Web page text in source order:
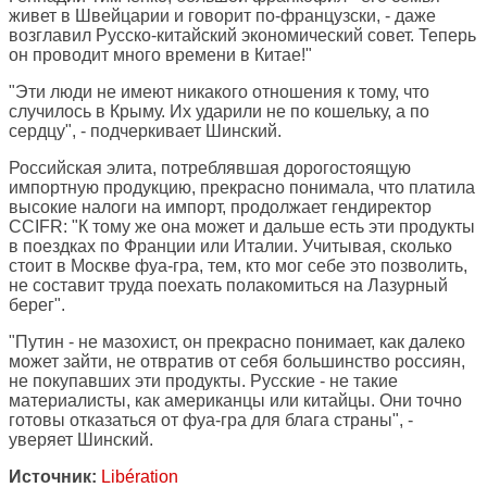
живет в Швейцарии и говорит по-французски, - даже
возглавил Русско-китайский экономический совет. Теперь
он проводит много времени в Китае!"
"Эти люди не имеют никакого отношения к тому, что
случилось в Крыму. Их ударили не по кошельку, а по
сердцу", - подчеркивает Шинский.
Российская элита, потреблявшая дорогостоящую
импортную продукцию, прекрасно понимала, что платила
высокие налоги на импорт, продолжает гендиректор
CCIFR: "К тому же она может и дальше есть эти продукты
в поездках по Франции или Италии. Учитывая, сколько
стоит в Москве фуа-гра, тем, кто мог себе это позволить,
не составит труда поехать полакомиться на Лазурный
берег".
"Путин - не мазохист, он прекрасно понимает, как далеко
может зайти, не отвратив от себя большинство россиян,
не покупавших эти продукты. Русские - не такие
материалисты, как американцы или китайцы. Они точно
готовы отказаться от фуа-гра для блага страны", -
уверяет Шинский.
Источник: Libération